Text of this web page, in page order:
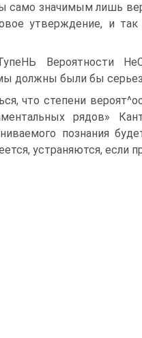
само значимым лишь
утверждение, и так
Вероятности
должны были бы
вероят^ости
рядов»
познания
устраняются,